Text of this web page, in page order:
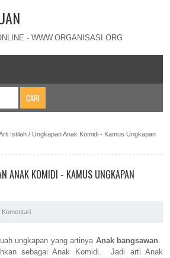
- WWW.ORGANISASI.ORG
Istilah / Ungkapan Anak Komidi - Kamus Ungkapan
ANAK KOMIDI - KAMUS UNGKAPAN
Komentari
ungkapan yang artinya Anak bangsawan.
sebagai Anak Komidi. Jadi arti Anak